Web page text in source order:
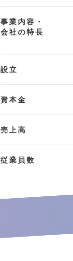
事業内容・
会社の特長
設立
資本金
売上高
従業員数